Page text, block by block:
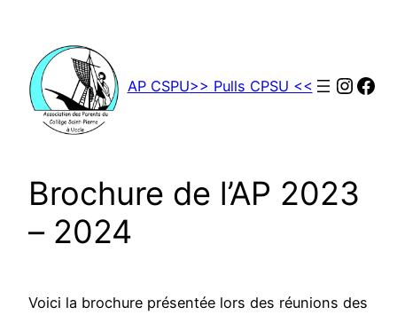
contenu
AP CSPU>> Pulls CPSU <<
Brochure de l’AP 2023
– 2024
Voici la brochure présentée lors des réunions des